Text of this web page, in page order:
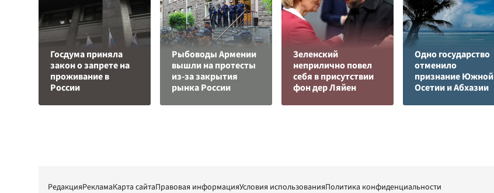
Госдума приняла
закон о запрете на
проживание в
России
Рыбоводы Армении
вышли на протесты
из-за закрытия
рынка России
Зеленский
неприлично повел
cебя в присутствии
фон дер Ляйен
Одно государство
отменило
признание Южной
Осетии и Абхазии
РедакцияРекламаКарта сайтаПравовая информацияУсловия использованияПолитика конфиденциальности